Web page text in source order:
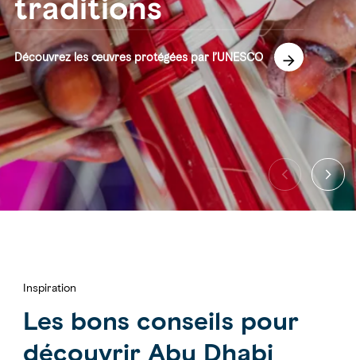
traditions
Découvrez les œuvres protégées par l’UNESCO
Inspiration
Les bons conseils pour
découvrir Abu Dhabi